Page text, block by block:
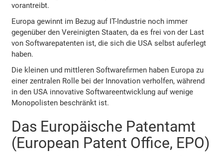
vorantreibt.
Europa gewinnt im Bezug auf IT-Industrie noch immer
gegenüber den Vereinigten Staaten, da es frei von der Last
von Softwarepatenten ist, die sich die USA selbst auferlegt
haben.
Die kleinen und mittleren Softwarefirmen haben Europa zu
einer zentralen Rolle bei der Innovation verholfen, während
in den USA innovative Softwareentwicklung auf wenige
Monopolisten beschränkt ist.
Das Europäische Patentamt
(European Patent Office, EPO)